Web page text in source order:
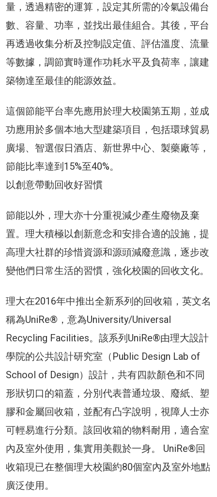
量，透過精密的運算，設定其所需的冷氣設備台
數、容量、功率，並找出最佳組合。其後，平台
再透過收集分析及控制設定值、評估溫度、流量
等數據，調節實時運作功耗水平及負荷率，讓建
築物達至最佳的能源效益。
這個節能平台率先應用於理大校園第五期，並成
功應用於多個本地大型建築項目，包括環球貿易
廣場、智選假日酒店、新世界中心、製藥廠等，
節能比率達到15%至40%。
以創意帶動回收好習慣
節能以外，理大亦十分重視減少產生廢物及棄
置。理大積極以創新意念和安排合適的設施，提
高理大社群的珍惜資源和源頭減廢意識，逐步改
變他們日常生活的習慣，強化校園的回收文化。
理大在2016年中推出全新系列的回收箱，英文名
稱為UniRe®，意為University/Universal
Recycling Facilities。該系列UniRe®由理大設計
學院的公共設計研究室（Public Design Lab of
School of Design）設計，共有四款顏色和不同
形狀切口的箱蓋，分別代表普通垃圾、廢紙、塑
膠和金屬回收箱，並配有凸字說明，視障人士亦
可輕易進行分類。該回收箱的物料耐用，適合室
內及室外使用，集實用美觀於一身。 UniRe®回
收箱現已在整個理大校園約80個室內及室外地點
廣泛使用。